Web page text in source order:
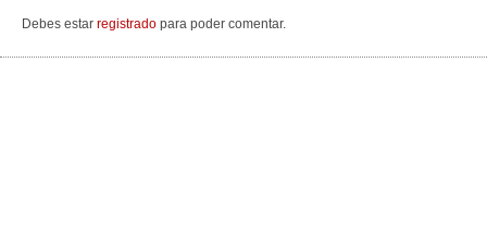
Debes estar registrado para poder comentar.